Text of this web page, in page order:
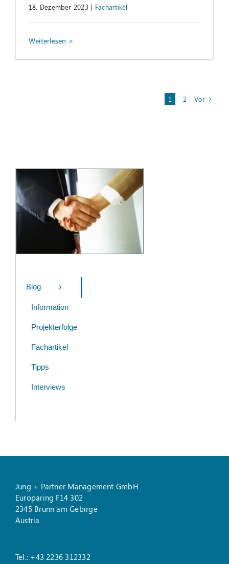
18. Dezember 2023 | Fachartikel
1 2 Vor
Blog
Information
Projekterfolge
Fachartikel
Tipps
Interviews
Jung + Partner Management GmbH
Europaring F14 302
2345 Brunn am Gebirge
Austria
Tel.: +43 2236 312332